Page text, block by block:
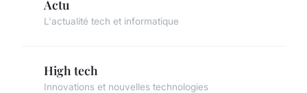
Actu
L'actualité tech et informatique
High tech
Innovations et nouvelles technologies